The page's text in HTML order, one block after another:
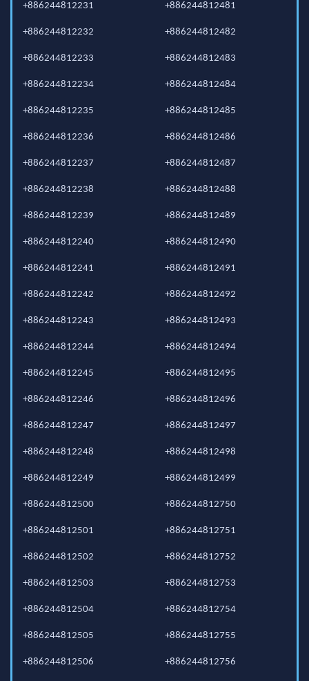
+886244812231
+886244812232
+886244812233
+886244812234
+886244812235
+886244812236
+886244812237
+886244812238
+886244812239
+886244812240
+886244812241
+886244812242
+886244812243
+886244812244
+886244812245
+886244812246
+886244812247
+886244812248
+886244812249
+886244812481
+886244812482
+886244812483
+886244812484
+886244812485
+886244812486
+886244812487
+886244812488
+886244812489
+886244812490
+886244812491
+886244812492
+886244812493
+886244812494
+886244812495
+886244812496
+886244812497
+886244812498
+886244812499
+886244812500
+886244812501
+886244812502
+886244812503
+886244812504
+886244812505
+886244812506
+886244812750
+886244812751
+886244812752
+886244812753
+886244812754
+886244812755
+886244812756